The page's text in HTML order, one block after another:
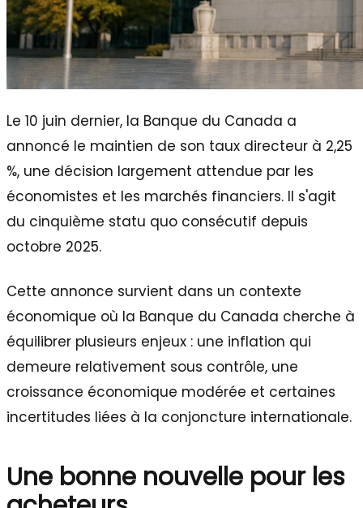
Le 10 juin dernier, la Banque du Canada a
annoncé le maintien de son taux directeur à 2,25
%, une décision largement attendue par les
économistes et les marchés financiers. Il s'agit
du cinquième statu quo consécutif depuis
octobre 2025.
Cette annonce survient dans un contexte
économique où la Banque du Canada cherche à
équilibrer plusieurs enjeux : une inflation qui
demeure relativement sous contrôle, une
croissance économique modérée et certaines
incertitudes liées à la conjoncture internationale.
Une bonne nouvelle pour les